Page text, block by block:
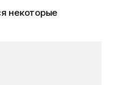
некоторые